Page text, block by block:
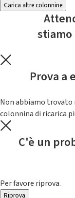
Carica altre colonnine
Prova a
Non abbiamo trovato
colonnina di ricarica
C'è un
Per favore riprova.
Riprova